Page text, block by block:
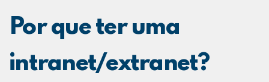
Por que ter uma
intranet/extranet?